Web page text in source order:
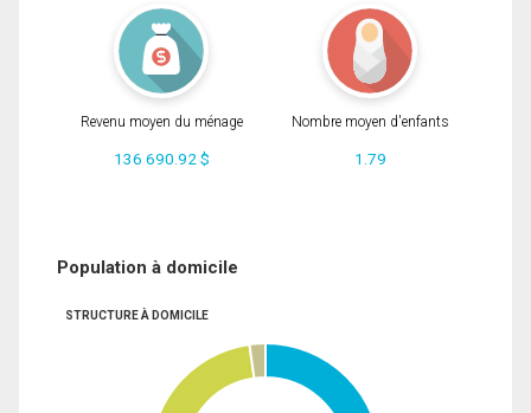
Revenu moyen du ménage
136 690.92 $
Nombre moyen d'enfants
1.79
Population à domicile
STRUCTURE À DOMICILE